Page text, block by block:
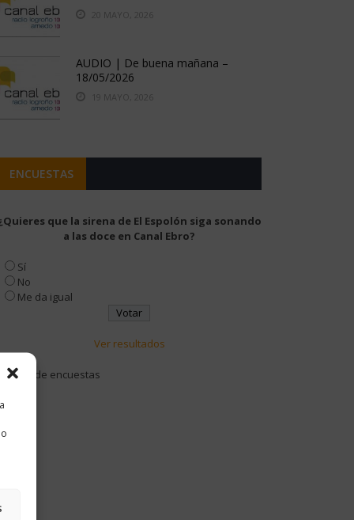
20 MAYO, 2026
AUDIO | De buena mañana –
18/05/2026
19 MAYO, 2026
ENCUESTAS
que la sirena de El Espolón siga sonando
a las doce en Canal Ebro?
Sí
No
Me da igual
Ver resultados
Archivo de encuestas